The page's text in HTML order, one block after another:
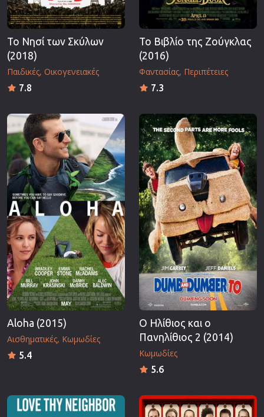
Το Νησί των Σκύλων
(2018)
Παιδικές Οικογενειακές
7.8
Το Βιβλίο της Ζούγκλας
(2016)
Φαντασίας Περιπέτειες
7.3
Aloha (2015)
Αισθηματικές Κωμωδίες
5.4
Ο Ηλίθιος και ο
Πανηλίθιος 2 (2014)
Κωμωδίες
5.6